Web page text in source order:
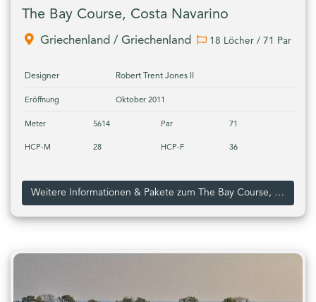
The Bay Course, Costa Navarino
Griechenland / Griechenland 18 Löcher / 71 Par
Designer Robert Trent Jones II
Eröffnung Oktober 2011
Meter 5614 Par 71
HCP-M 28 HCP-F 36
Weitere Informationen & Pakete zum The Bay Course, Costa Navarino